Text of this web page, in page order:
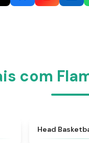
com
Head